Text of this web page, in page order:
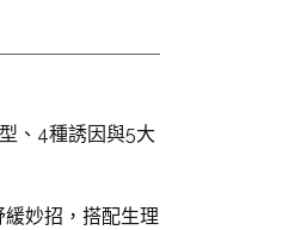
、4種誘因與5大
妙招，搭配生理